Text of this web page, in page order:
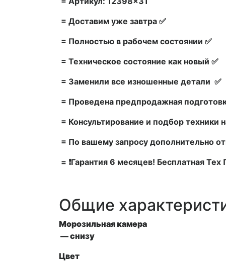
= Доставим уже завтра ✅
= Полностью в рабочем состоянии ✅
= Техническое состояние как новый ✅
= Заменили все изношенные детали ✅
= Проведена предпродажная
= Консультирование и подбор техники
= По вашему запросу дополнительно
= ❗Гарантия 6 месяцев! Бесплатная
Общие
Морозильная камера
— снизу
Цвет